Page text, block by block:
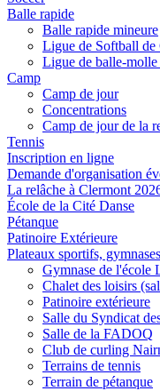
Balle rapide
Balle rapide mineure
Ligue de Softball
Ligue de balle-
Camp
Camp de jour
Concentrations
Camp de jour de la
Tennis
Inscription en ligne
Demande d'organisation
La relâche à Clermont
École de la Cité Danse
Pétanque
Patinoire Extérieure
Plateaux sportifs,
Gymnase de l'école
Chalet des loisirs
Patinoire extérieure
Salle du Syndicat
Salle de la FADOQ
Club de curling
Terrains de tennis
Terrain de pétanque